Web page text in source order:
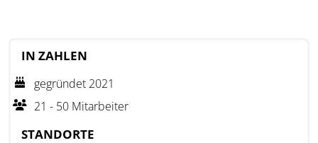
gewinnen, neue Mandate anzusprechen und interne
Entwicklungsprozesse strukturierter umzusetzen.
Zum Leistungsbereich gehören Marketingstrategien,
Coaching und Beratung, Weiterbildung, Recruitingprozesse,
IN ZAHLEN
gegründet 2021
21 - 50 Mitarbeiter
STANDORTE